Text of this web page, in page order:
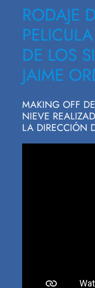
RODAJE
DE LOS
JAIME
MAKING OFF
NIEVE
LA DIRECCIÓN